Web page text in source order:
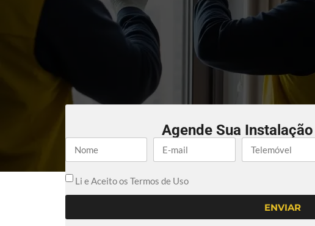
Agende Sua
Li e Aceito os Termos de Uso
ENVIAR